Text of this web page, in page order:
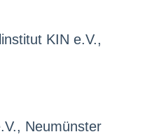
KIN e.V.,
Neumünster